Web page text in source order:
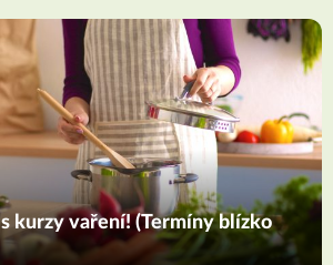
kurzy vaření! (Termíny blízko